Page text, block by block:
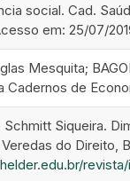
social. Cad.
em: 25/07/
Mesquita;
Cadernos de
Schmitt Siqueira.
do Direito,